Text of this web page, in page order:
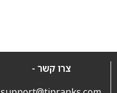
צרו קשר -